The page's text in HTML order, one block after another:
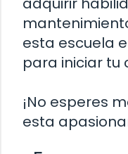
esta escuela
para iniciar tu
¡No esperes
esta